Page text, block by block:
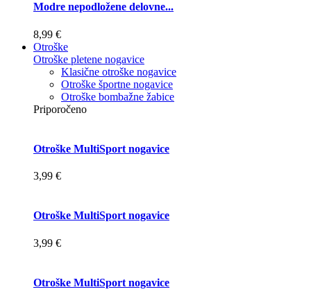
Modre nepodložene delovne...
8,99 €
Otroške
Otroške pletene nogavice
Klasične otroške nogavice
Otroške športne nogavice
Otroške bombažne žabice
Priporočeno
Otroške MultiSport nogavice
3,99 €
Otroške MultiSport nogavice
3,99 €
Otroške MultiSport nogavice